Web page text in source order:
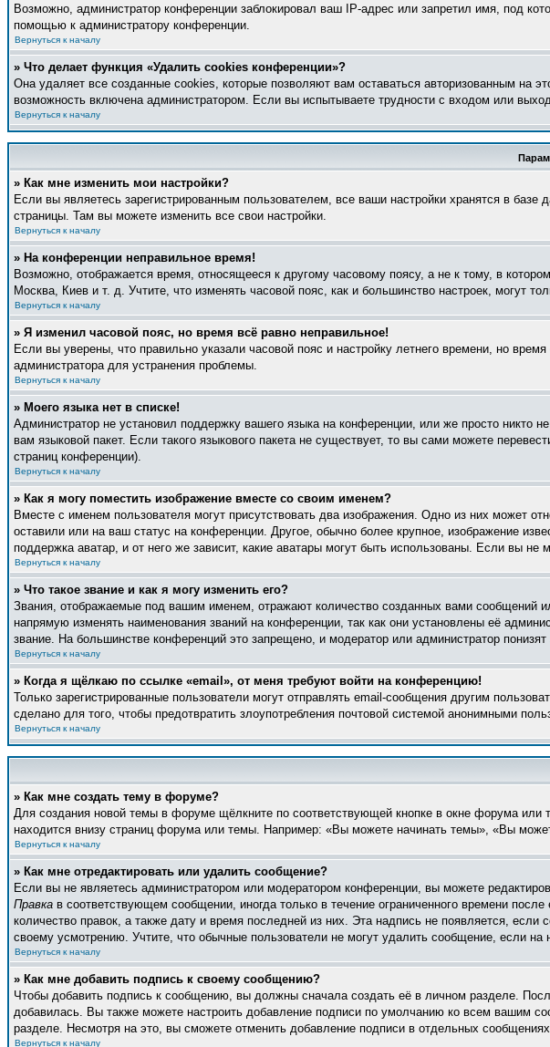
Возможно, администратор конференции заблокировал ваш IP-адрес или запретил имя, под
помощью к администратору конференции.
Вернуться к началу
» Что делает функция «Удалить cookies конференции»?
Она удаляет все созданные cookies, которые позволяют вам оставаться авторизованным на
возможность включена администратором. Если вы испытываете трудности с входом или
Вернуться к началу
» Как мне изменить мои настройки?
Если вы являетесь зарегистрированным пользователем, все ваши настройки хранятся в
страницы. Там вы можете изменить все свои настройки.
Вернуться к началу
» На конференции неправильное время!
Возможно, отображается время, относящееся к другому часовому поясу, а не к тому, в
Москва, Киев и т. д. Учтите, что изменять часовой пояс, как и большинство настроек, могут
Вернуться к началу
» Я изменил часовой пояс, но время всё равно неправильное!
Если вы уверены, что правильно указали часовой пояс и настройку летнего времени, но
администратора для устранения проблемы.
Вернуться к началу
» Моего языка нет в списке!
Администратор не установил поддержку вашего языка на конференции, или же просто никто
вам языковой пакет. Если такого языкового пакета не существует, то вы сами можете
страниц конференции).
Вернуться к началу
» Как я могу поместить изображение вместе со своим именем?
Вместе с именем пользователя могут присутствовать два изображения. Одно из них может
оставили или на ваш статус на конференции. Другое, обычно более крупное, изображение
поддержка аватар, и от него же зависит, какие аватары могут быть использованы. Если вы
Вернуться к началу
» Что такое звание и как я могу изменить его?
Звания, отображаемые под вашим именем, отражают количество созданных вами сообщений
напрямую изменять наименования званий на конференции, так как они установлены её
звание. На большинстве конференций это запрещено, и модератор или администратор
Вернуться к началу
» Когда я щёлкаю по ссылке «email», от меня требуют войти на конференцию!
Только зарегистрированные пользователи могут отправлять email-сообщения другим
сделано для того, чтобы предотвратить злоупотребления почтовой системой анонимными
Вернуться к началу
» Как мне создать тему в форуме?
Для создания новой темы в форуме щёлкните по соответствующей кнопке в окне форума
находится внизу страниц форума или темы. Например: «Вы можете начинать темы», «Вы
Вернуться к началу
» Как мне отредактировать или удалить сообщение?
Если вы не являетесь администратором или модератором конференции, вы можете
Правка в соответствующем сообщении, иногда только в течение ограниченного времени
количество правок, а также дату и время последней из них. Эта надпись не появляется,
своему усмотрению. Учтите, что обычные пользователи не могут удалить сообщение, если на
Вернуться к началу
» Как мне добавить подпись к своему сообщению?
Чтобы добавить подпись к сообщению, вы должны сначала создать её в личном разделе.
добавилась. Вы также можете настроить добавление подписи по умолчанию ко всем вашим
разделе. Несмотря на это, вы сможете отменить добавление подписи в отдельных
Вернуться к началу